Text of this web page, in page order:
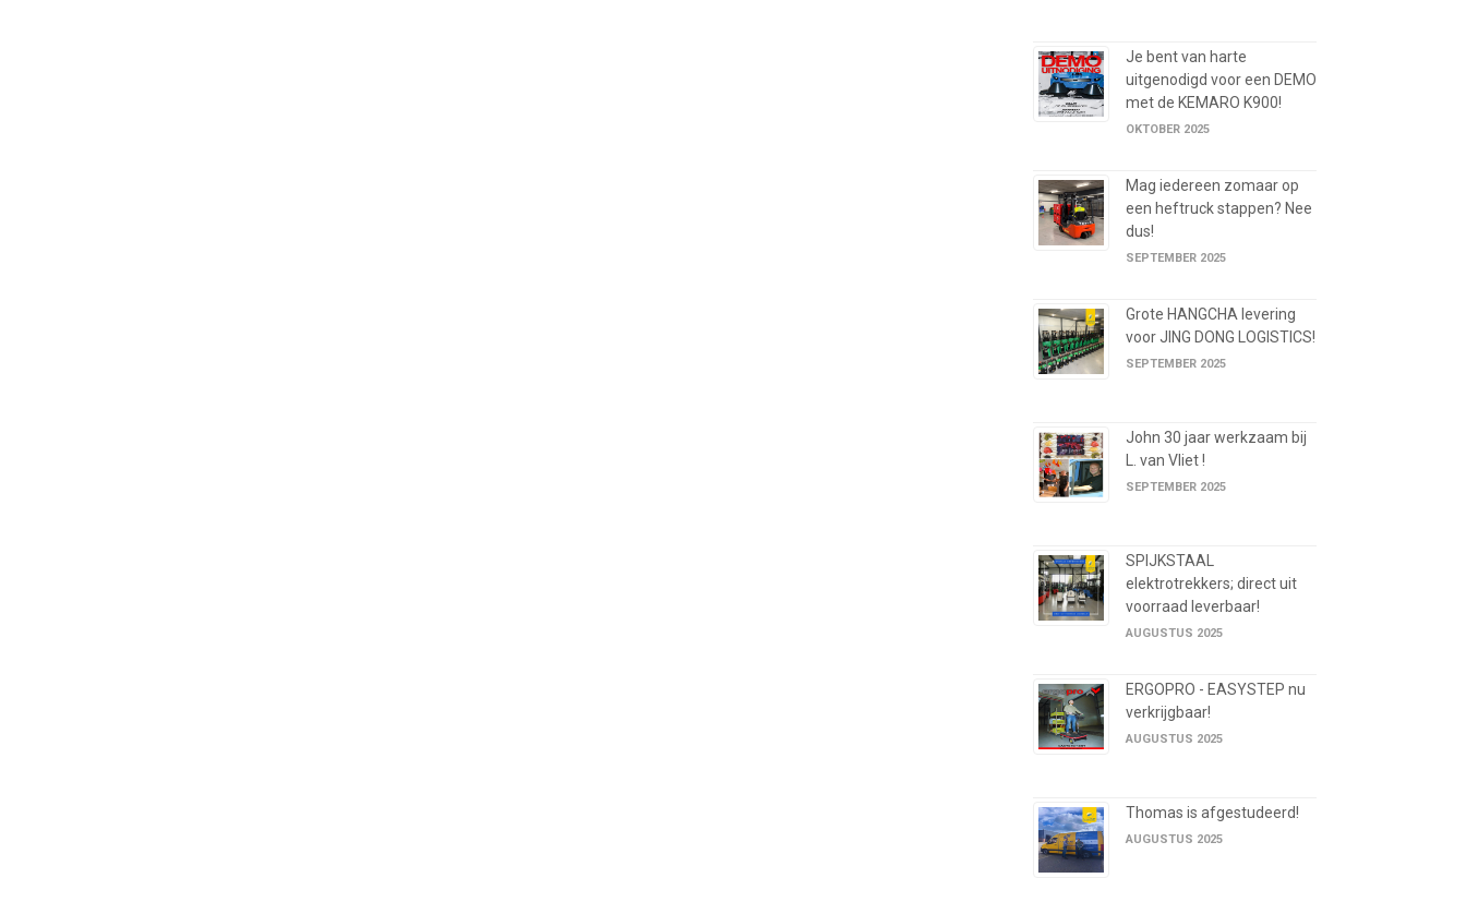
Je bent van harte
uitgenodigd voor een DEMO
met de KEMARO K900!
OKTOBER 2025
Mag iedereen zomaar op
een heftruck stappen? Nee
dus!
SEPTEMBER 2025
Grote HANGCHA levering
voor JING DONG LOGISTICS!
SEPTEMBER 2025
John 30 jaar werkzaam bij
L. van Vliet !
SEPTEMBER 2025
SPIJKSTAAL
elektrotrekkers; direct uit
voorraad leverbaar!
AUGUSTUS 2025
ERGOPRO - EASYSTEP nu
verkrijgbaar!
AUGUSTUS 2025
Thomas is afgestudeerd!
AUGUSTUS 2025